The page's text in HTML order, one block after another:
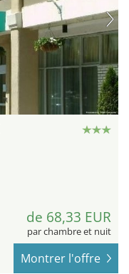
de 68,33 EUR
par chambre et nuit
Montrer l'offre